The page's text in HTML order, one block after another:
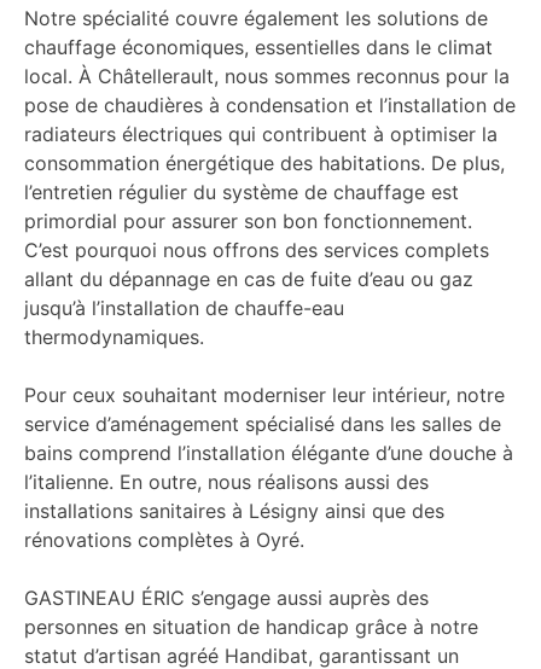
Notre spécialité couvre également les solutions de
chauffage économiques, essentielles dans le climat
local. À Châtellerault, nous sommes reconnus pour la
pose de chaudières à condensation et l’installation de
radiateurs électriques qui contribuent à optimiser la
consommation énergétique des habitations. De plus,
l’entretien régulier du système de chauffage est
primordial pour assurer son bon fonctionnement.
C’est pourquoi nous offrons des services complets
allant du dépannage en cas de fuite d’eau ou gaz
jusqu’à l’installation de chauffe-eau
thermodynamiques.
Pour ceux souhaitant moderniser leur intérieur, notre
service d’aménagement spécialisé dans les salles de
bains comprend l’installation élégante d’une douche à
l’italienne. En outre, nous réalisons aussi des
installations sanitaires à Lésigny ainsi que des
rénovations complètes à Oyré.
GASTINEAU ÉRIC s’engage aussi auprès des
personnes en situation de handicap grâce à notre
statut d’artisan agréé Handibat, garantissant un